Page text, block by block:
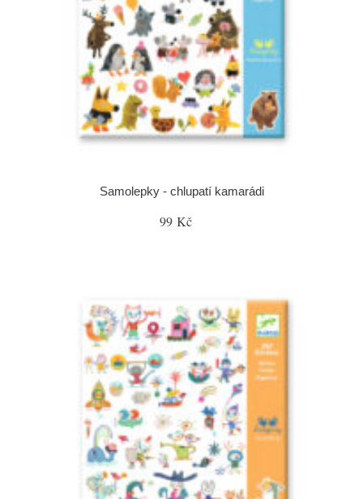
Samolepky - chlupatí kamarádi
99 Kč